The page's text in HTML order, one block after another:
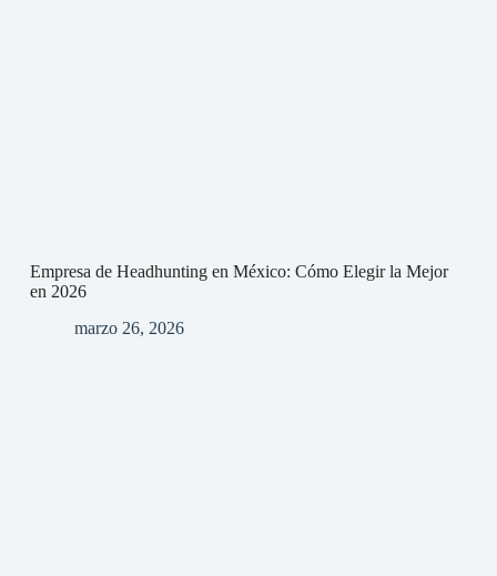
Empresa de Headhunting en México: Cómo Elegir la Mejor
en 2026
marzo 26, 2026